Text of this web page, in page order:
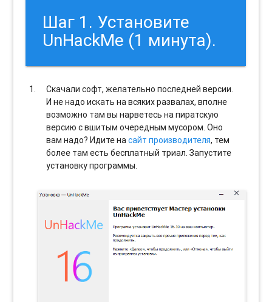
Шаг 1. Установите
UnHackMe (1 минута).
Скачали софт, желательно последней версии.
И не надо искать на всяких развалах, вполне
возможно там вы нарветесь на пиратскую
версию с вшитым очередным мусором. Оно
вам надо? Идите насайт производителя, тем
более там есть бесплатный триал. Запустите
установку программы.